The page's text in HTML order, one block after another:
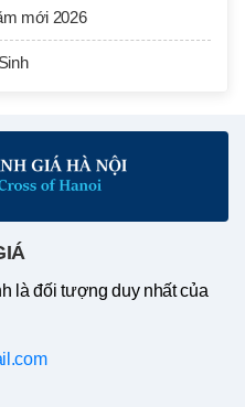
mới 2026
là đối tượng duy nhất của